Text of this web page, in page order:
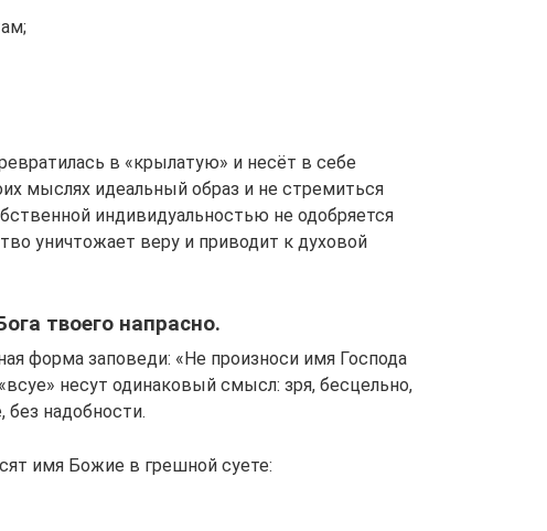
в «крылатую» и несёт в себе
мыслях идеальный образ и не стремиться
индивидуальностью не одобряется
уничтожает веру и приводит к духовой
твоего напрасно.
форма заповеди: «Не произноси имя Господа
несут одинаковый смысл: зря, бесцельно,
надобности.
имя Божие в грешной суете: